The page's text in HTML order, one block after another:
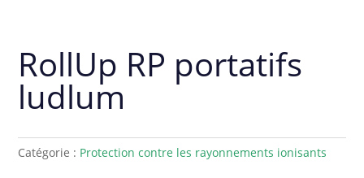
RollUp RP portatifs
ludlum
Catégorie : Protection contre les rayonnements ionisants